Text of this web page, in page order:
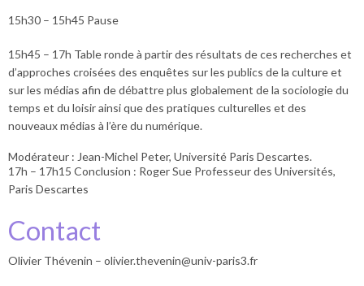
15h30 – 15h45 Pause
15h45 – 17h Table ronde à partir des résultats de ces recherches et
d’approches croisées des enquêtes sur les publics de la culture et
sur les médias afin de débattre plus globalement de la sociologie du
temps et du loisir ainsi que des pratiques culturelles et des
nouveaux médias à l’ère du numérique.
Modérateur : Jean-Michel Peter, Université Paris Descartes.
17h – 17h15 Conclusion : Roger Sue Professeur des Universités,
Paris Descartes
Contact
Olivier Thévenin – olivier.thevenin@univ-paris3.fr